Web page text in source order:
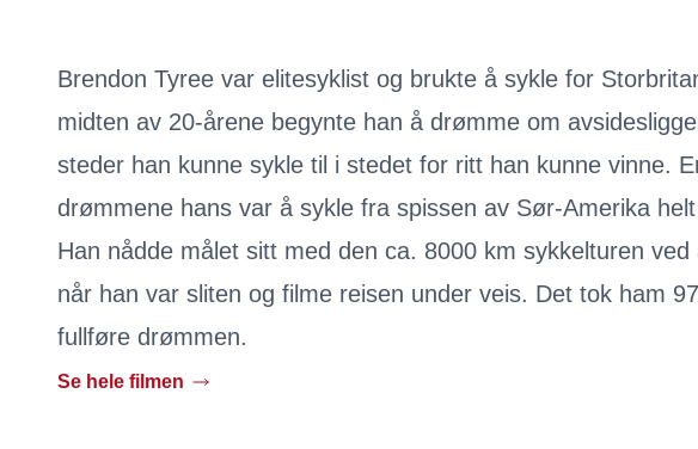
Brendon Tyree var elitesyklist og brukte å sykle for
midten av 20-årene begynte han å drømme om
steder han kunne sykle til i stedet for ritt han kunne vinne.
drømmene hans var å sykle fra spissen av Sør-Amerika
Han nådde målet sitt med den ca. 8000 km sykkelturen ved
når han var sliten og filme reisen under veis. Det tok ham
fullføre drømmen.
Se hele filmen